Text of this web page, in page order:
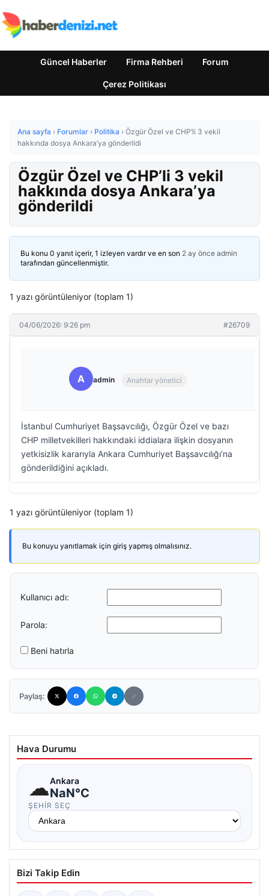
Güncel Haberler Firma Rehberi Forum
Çerez Politikası
Ana sayfa › Forumlar › Politika › Özgür Özel ve CHP’li 3 vekil
hakkında dosya Ankara’ya gönderildi
Özgür Özel ve CHP’li 3 vekil
hakkında dosya Ankara’ya
gönderildi
Bu konu 0 yanıt içerir, 1 izleyen vardır ve en son 2 ay önce admin
tarafından güncellenmiştir.
1 yazı görüntüleniyor (toplam 1)
04/06/2026: 9:26 pm #26709
A admin Anahtar yönetici
İstanbul Cumhuriyet Başsavcılığı, Özgür Özel ve bazı
CHP milletvekilleri hakkındaki iddialara ilişkin dosyanın
yetkisizlik kararıyla Ankara Cumhuriyet Başsavcılığı’na
gönderildiğini açıkladı.
1 yazı görüntüleniyor (toplam 1)
Bu konuyu yanıtlamak için giriş yapmış olmalısınız.
Kullanıcı adı:
Parola:
Beni hatırla
Paylaş:
Hava Durumu
☁Ankara
NaN°C
ŞEHIR SEÇ
Bizi Takip Edin